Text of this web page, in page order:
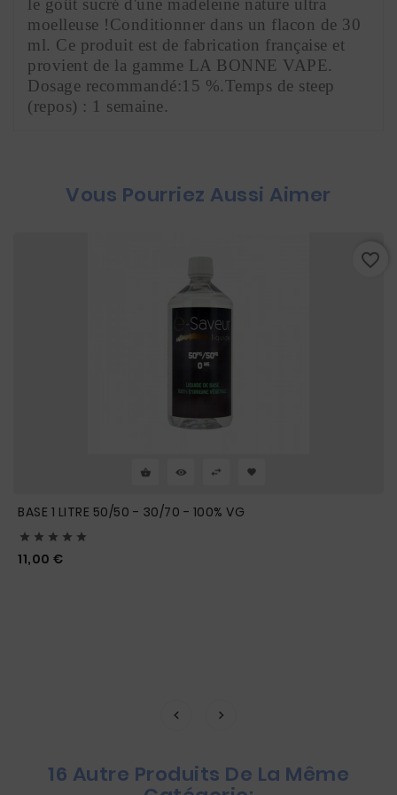
le goût sucré d'une madeleine nature ultra
moelleuse !Conditionner dans un flacon de 30
ml. Ce produit est de fabrication française et
provient de la gamme LA BONNE VAPE.
Dosage recommandé:15 %.Temps de steep
(repos) : 1 semaine.
Vous Pourriez Aussi Aimer
BASE 1 LITRE 50/50 - 30/70 - 100% VG
    
11,00 €
favorite_border
16 Autre Produits De La Même